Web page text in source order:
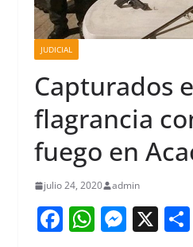
JUDICIAL
Capturados
flagrancia
fuego en
julio 24, 2020 admin
F W M X S